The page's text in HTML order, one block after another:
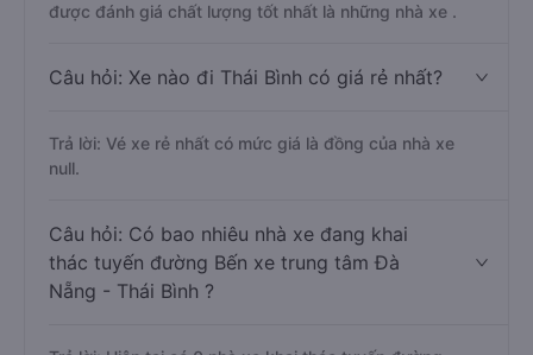
được đánh giá chất lượng tốt nhất là những nhà xe .
Câu hỏi: Xe nào đi Thái Bình có giá rẻ nhất?
Trả lời: Vé xe rẻ nhất có mức giá là đồng của nhà xe
null.
Câu hỏi: Có bao nhiêu nhà xe đang khai
thác tuyến đường Bến xe trung tâm Đà
Nẵng - Thái Bình ?